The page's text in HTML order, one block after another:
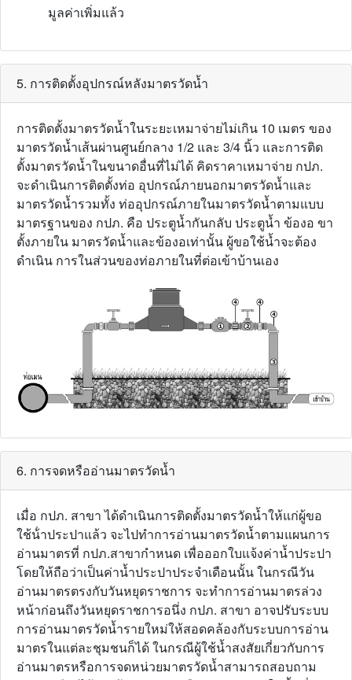
มูลค่าเพิ่มแล้ว
5. การติดตั้งอุปกรณ์หลังมาตรวัดน้ำ
การติดตั้งมาตรวัดน้ำในระยะเหมาจ่ายไม่เกิน 10 เมตร ของ
มาตรวัดน้ำเส้นผ่านศูนย์กลาง 1/2 และ 3/4 นิ้ว และการติด
ตั้งมาตรวัดน้ำในขนาดอื่นที่ไม่ได้ คิดราคาเหมาจ่าย กปภ.
จะดำเนินการติดตั้งท่อ อุปกรณ์ภายนอกมาตรวัดน้ำและ
มาตรวัดน้ำรวมทั้ง ท่ออุปกรณ์ภายในมาตรวัดน้ำตามแบบ
มาตรฐานของ กปภ. คือ ประตูน้ำกันกลับ ประตูน้ำ ข้องอ ขา
ตั้งภายใน มาตรวัดน้ำและข้องอเท่านั้น ผู้ขอใช้น้ำจะต้อง
ดำเนิน การในส่วนของท่อภายในที่ต่อเข้าบ้านเอง
6. การจดหรืออ่านมาตรวัดน้ำ
เมื่อ กปภ. สาขา ได้ดําเนินการติดตั้งมาตรวัดน้ำให้แก่ผู้ขอ
ใช้น้ําประปาแล้ว จะไปทําการอ่านมาตรวัดน้ำตามแผนการ
อ่านมาตรที่ กปภ.สาขากําหนด เพื่อออกใบแจ้งค่าน้ำประปา
โดยให้ถือว่าเป็นค่าน้ำประปาประจําเดือนนั้น ในกรณีวัน
อ่านมาตรตรงกับวันหยุดราชการ จะทําการอ่านมาตรล่วง
หน้าก่อนถึงวันหยุดราชการอนึ่ง กปภ. สาขา อาจปรับระบบ
การอ่านมาตรวัดน้ำรายใหม่ให้สอดคล้องกับระบบการอ่าน
มาตรในแต่ละชุมชนก็ได้ ในกรณีผู้ใช้น้ำสงสัยเกี่ยวกับการ
อ่านมาตรหรือการจดหน่วยมาตรวัดน้ำสามารถสอบถาม